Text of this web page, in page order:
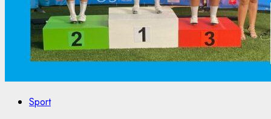
Sport